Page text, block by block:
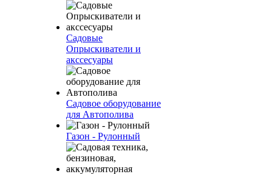
Садовые
Опрыскиватели и
акссесуары
Садовое оборудование
для Автополива
Газон - Рулонный